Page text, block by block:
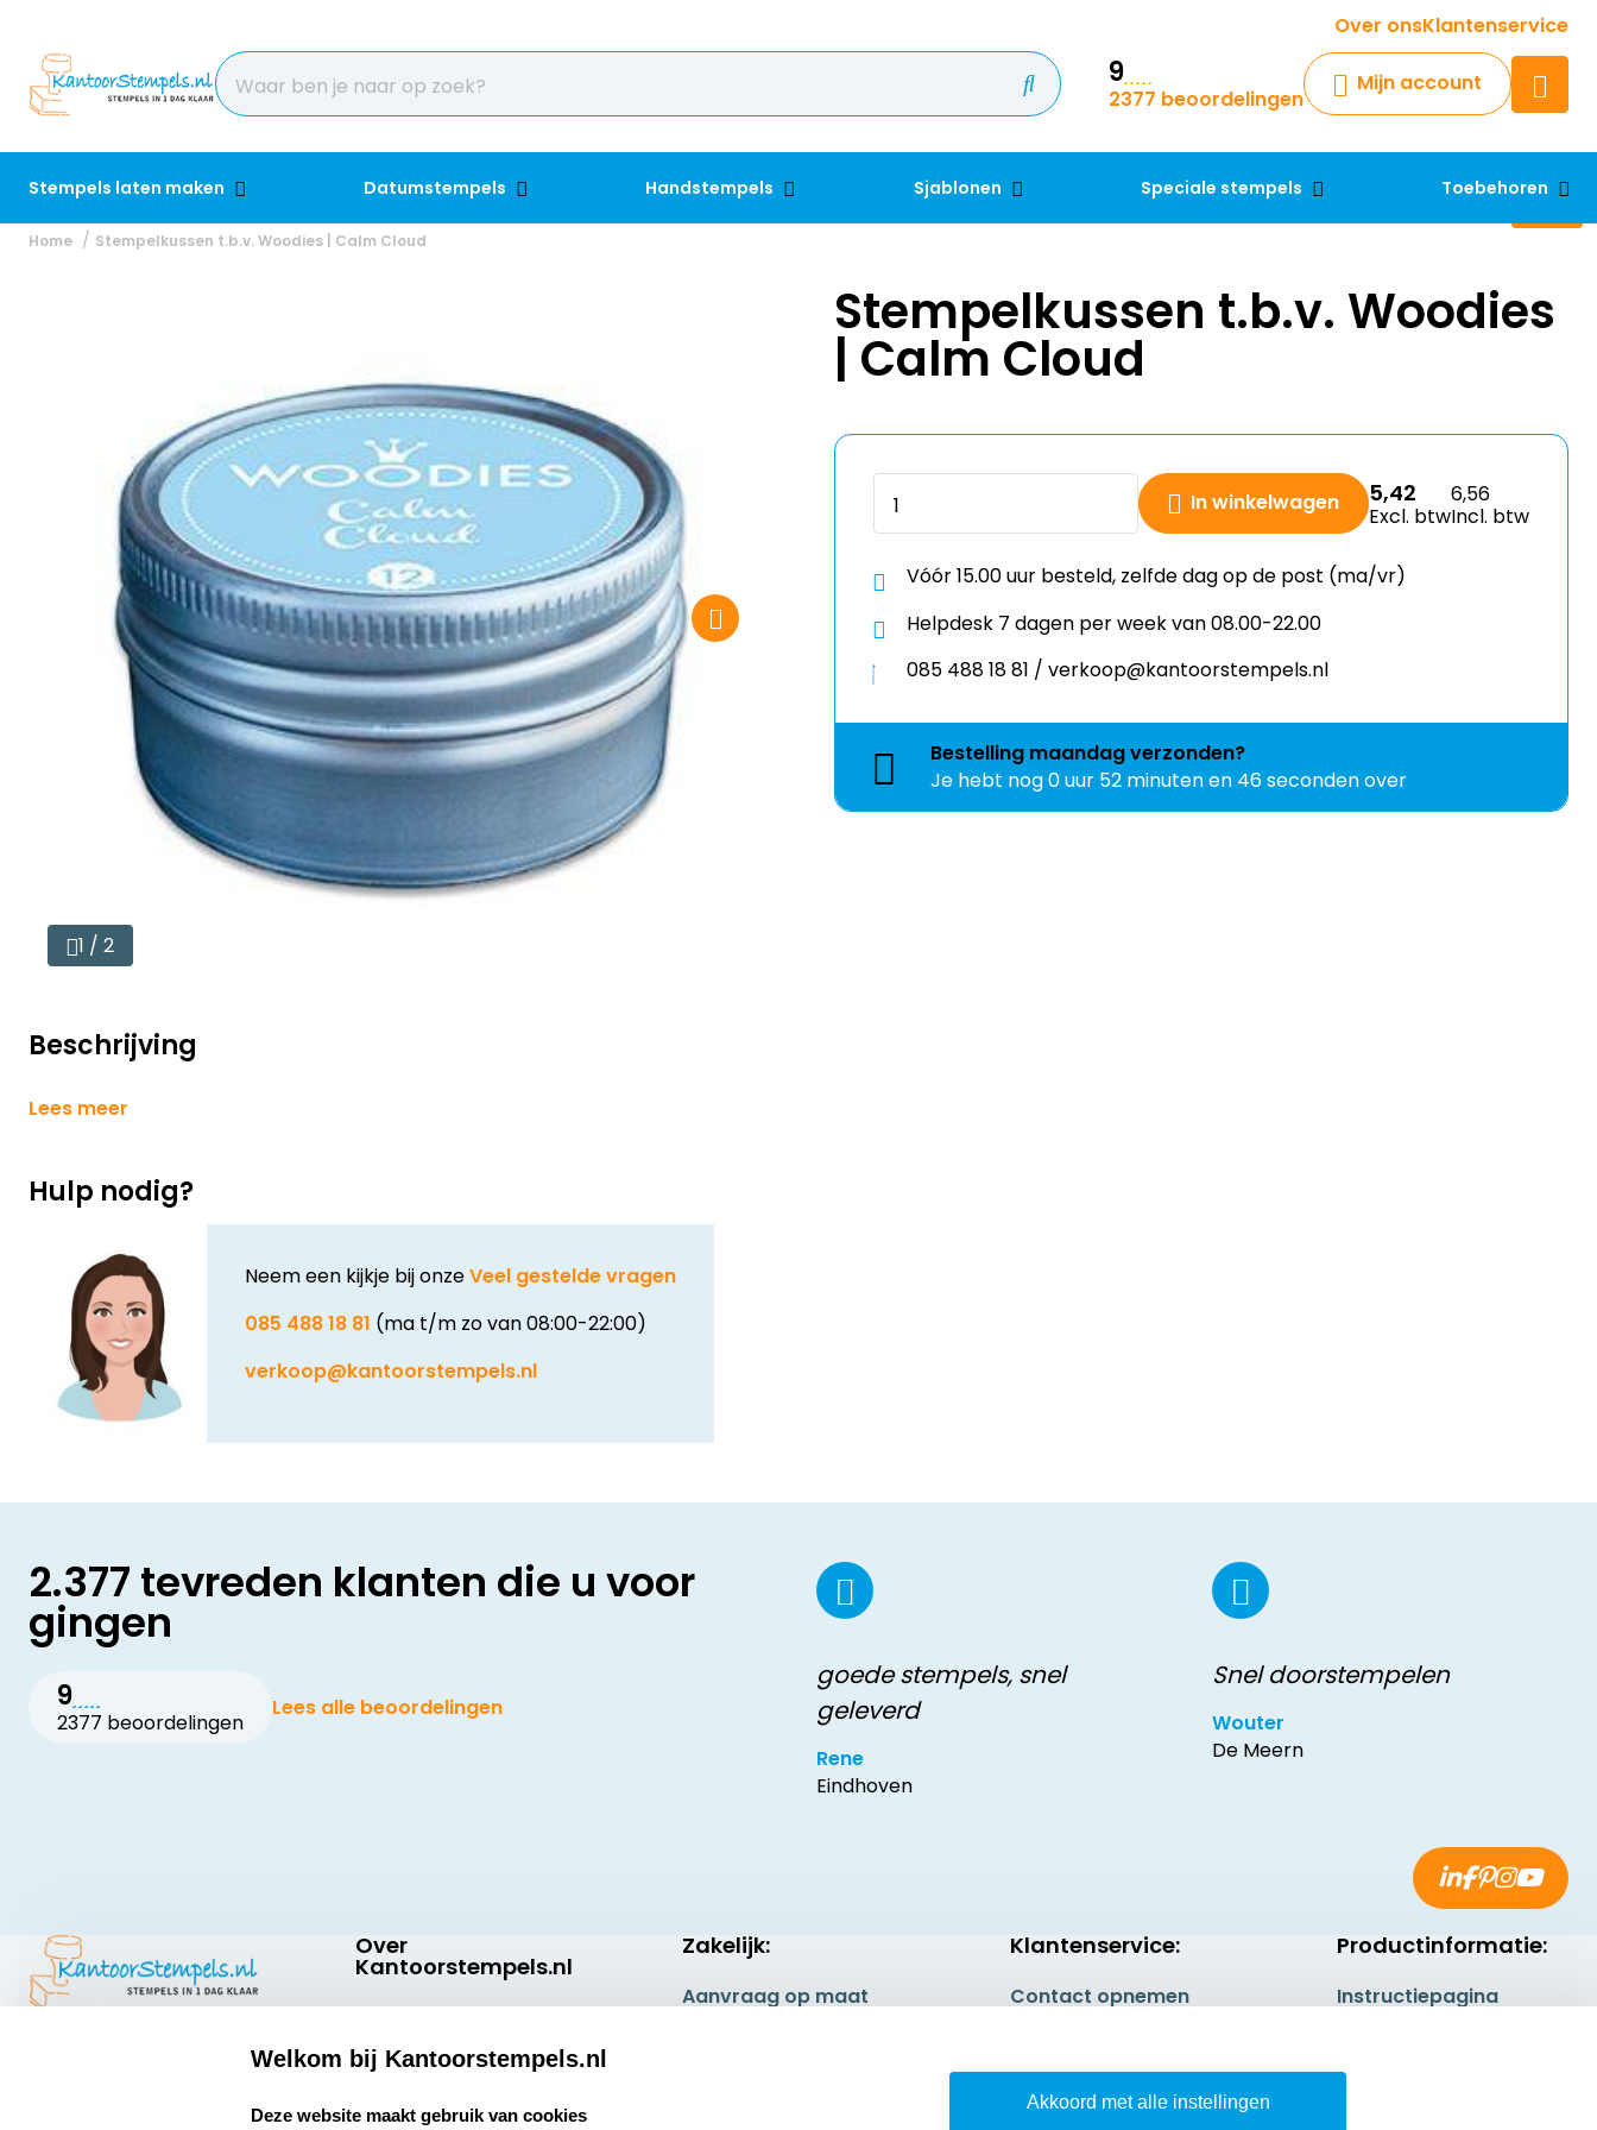
Over onsKlantenservice
9
2377 beoordelingen
Mijn account
Stempels laten maken Datumstempels Handstempels Sjablonen Speciale stempels Toebehoren
Krijg een antwoord op uw vraag
Chatbot
Chat 24/7 met onze chatbot
Contact
Home Stempelkussen t.b.v. Woodies | Calm Cloud
1 / 2
Beschrijving
Lees meer
Hulp nodig?
Neem een kijkje bij onzeVeel gestelde vragen
085 488 18 81 (ma t/m zo van 08:00-22:00)
verkoop@kantoorstempels.nl
Stempelkussen t.b.v. Woodies
| Calm Cloud
In winkelwagen 5,42
Excl. btw
6,56
Incl. btw
Vóór 15.00 uur besteld, zelfde dag op de post (ma/vr)
Helpdesk 7 dagen per week van 08.00-22.00
085 488 18 81 / verkoop@kantoorstempels.nl
Bestelling maandagverzonden?
Je hebt nog0 uur 52 minuten en 45 seconden over
2.377 tevreden klanten die u voor
gingen
9
2377 beoordelingen
Lees alle beoordelingen
goede stempels, snel
geleverd
Rene
Eindhoven
Snel doorstempelen
Wouter
De Meern
Over
Kantoorstempels.nl
Bedrijfsgegevens
Extra informatie
Zakelijk:
Aanvraag op maat
Klantenservice:
Contact opnemen
Productinformatie:
Instructiepagina
Safety Sheets
Welkom bij Kantoorstempels.nl
Deze website maakt gebruik van cookies
Akkoord met alle instellingen